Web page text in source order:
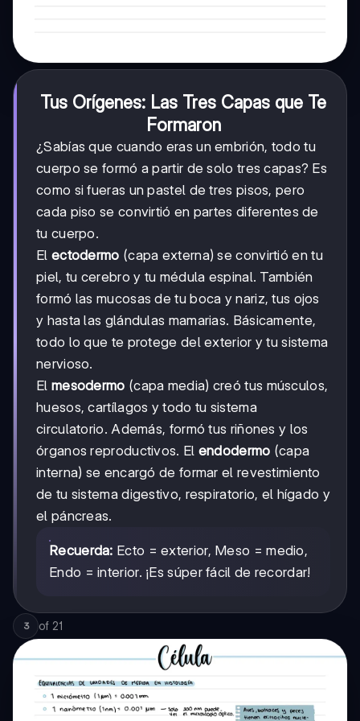
Tus Orígenes: Las Tres Capas que Te
Formaron
¿Sabías que cuando eras un embrión, todo tu
cuerpo se formó a partir de solo tres capas? Es
como si fueras un pastel de tres pisos, pero
cada piso se convirtió en partes diferentes de
tu cuerpo.
El ectodermo (capa externa) se convirtió en tu
piel, tu cerebro y tu médula espinal. También
formó las mucosas de tu boca y nariz, tus ojos
y hasta las glándulas mamarias. Básicamente,
todo lo que te protege del exterior y tu sistema
nervioso.
El mesodermo (capa media) creó tus músculos,
huesos, cartílagos y todo tu sistema
circulatorio. Además, formó tus riñones y los
órganos reproductivos. El endodermo (capa
interna) se encargó de formar el revestimiento
de tu sistema digestivo, respiratorio, el hígado y
el páncreas.
Recuerda: Ecto = exterior, Meso = medio,
Endo = interior. ¡Es súper fácil de recordar!
3 of 21